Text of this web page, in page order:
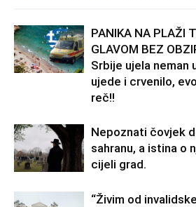
PANIKA NA PLAŽI
GLAVOM BEZ
Srbije ujela neman
ujede i crvenilo,
reč!!
Nepoznati čovjek
sahranu, a istina o
cijeli grad.
“Živim od